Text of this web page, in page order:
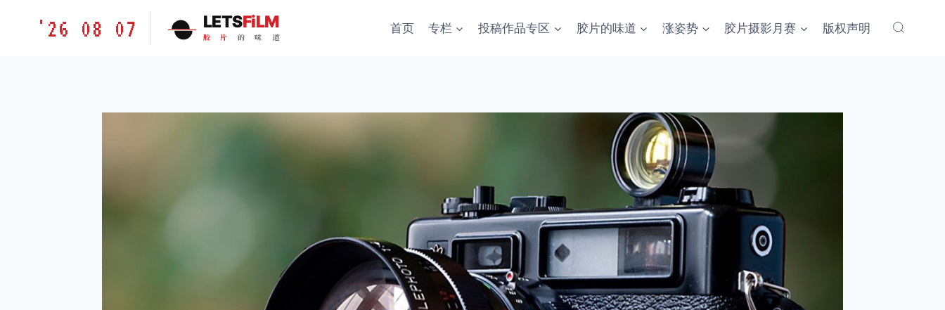
胶'26 08 07 LETSFiLM
胶 片 的 味 道
首页 专栏 投稿作品专区 胶片的味道 涨姿势 胶片摄影月赛 版权声明